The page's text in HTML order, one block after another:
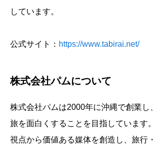
しています。
公式サイト： https://www.tabirai.net/
株式会社パムについて
株式会社パムは2000年に沖縄で創業し
旅を面白くすることを目指しています
視点から価値ある媒体を創造し、旅行